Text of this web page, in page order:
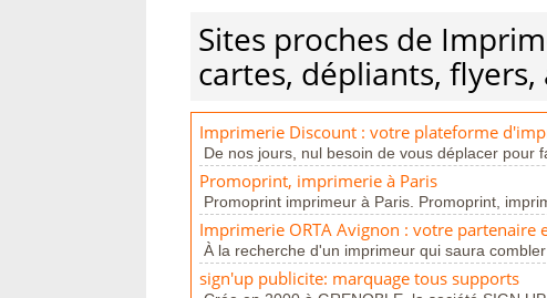
Sites proches de
cartes, dépliants,
Imprimerie Discount : votre plateforme
De nos jours, nul besoin de vous déplacer pour
Promoprint, imprimerie à Paris
Promoprint imprimeur à Paris. Promoprint,
Imprimerie ORTA Avignon : votre partenaire
À la recherche d'un imprimeur qui saura
sign'up publicite: marquage tous supports